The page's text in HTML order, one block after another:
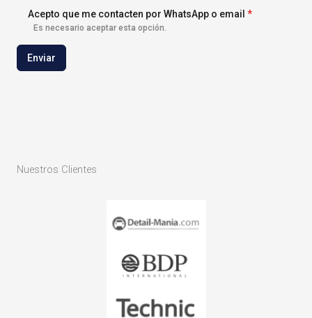
Acepto que me contacten por WhatsApp o email *
Es necesario aceptar esta opción.
Enviar
Nuestros Clientes